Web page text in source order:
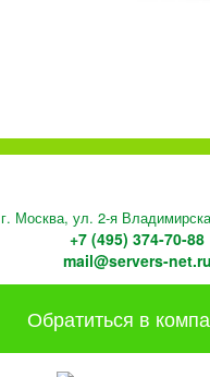
г. Москва, ул. 2-я
+7 (495) 374-70-88
mail@servers-net.ru
Обратиться в